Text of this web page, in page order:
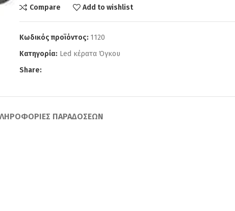
Compare Add to wishlist
Κωδικός προϊόντος: 1120
Κατηγορία: Led κέρατα Όγκου
Share:
ΠΑΡΑΔΌΣΕΩΝ